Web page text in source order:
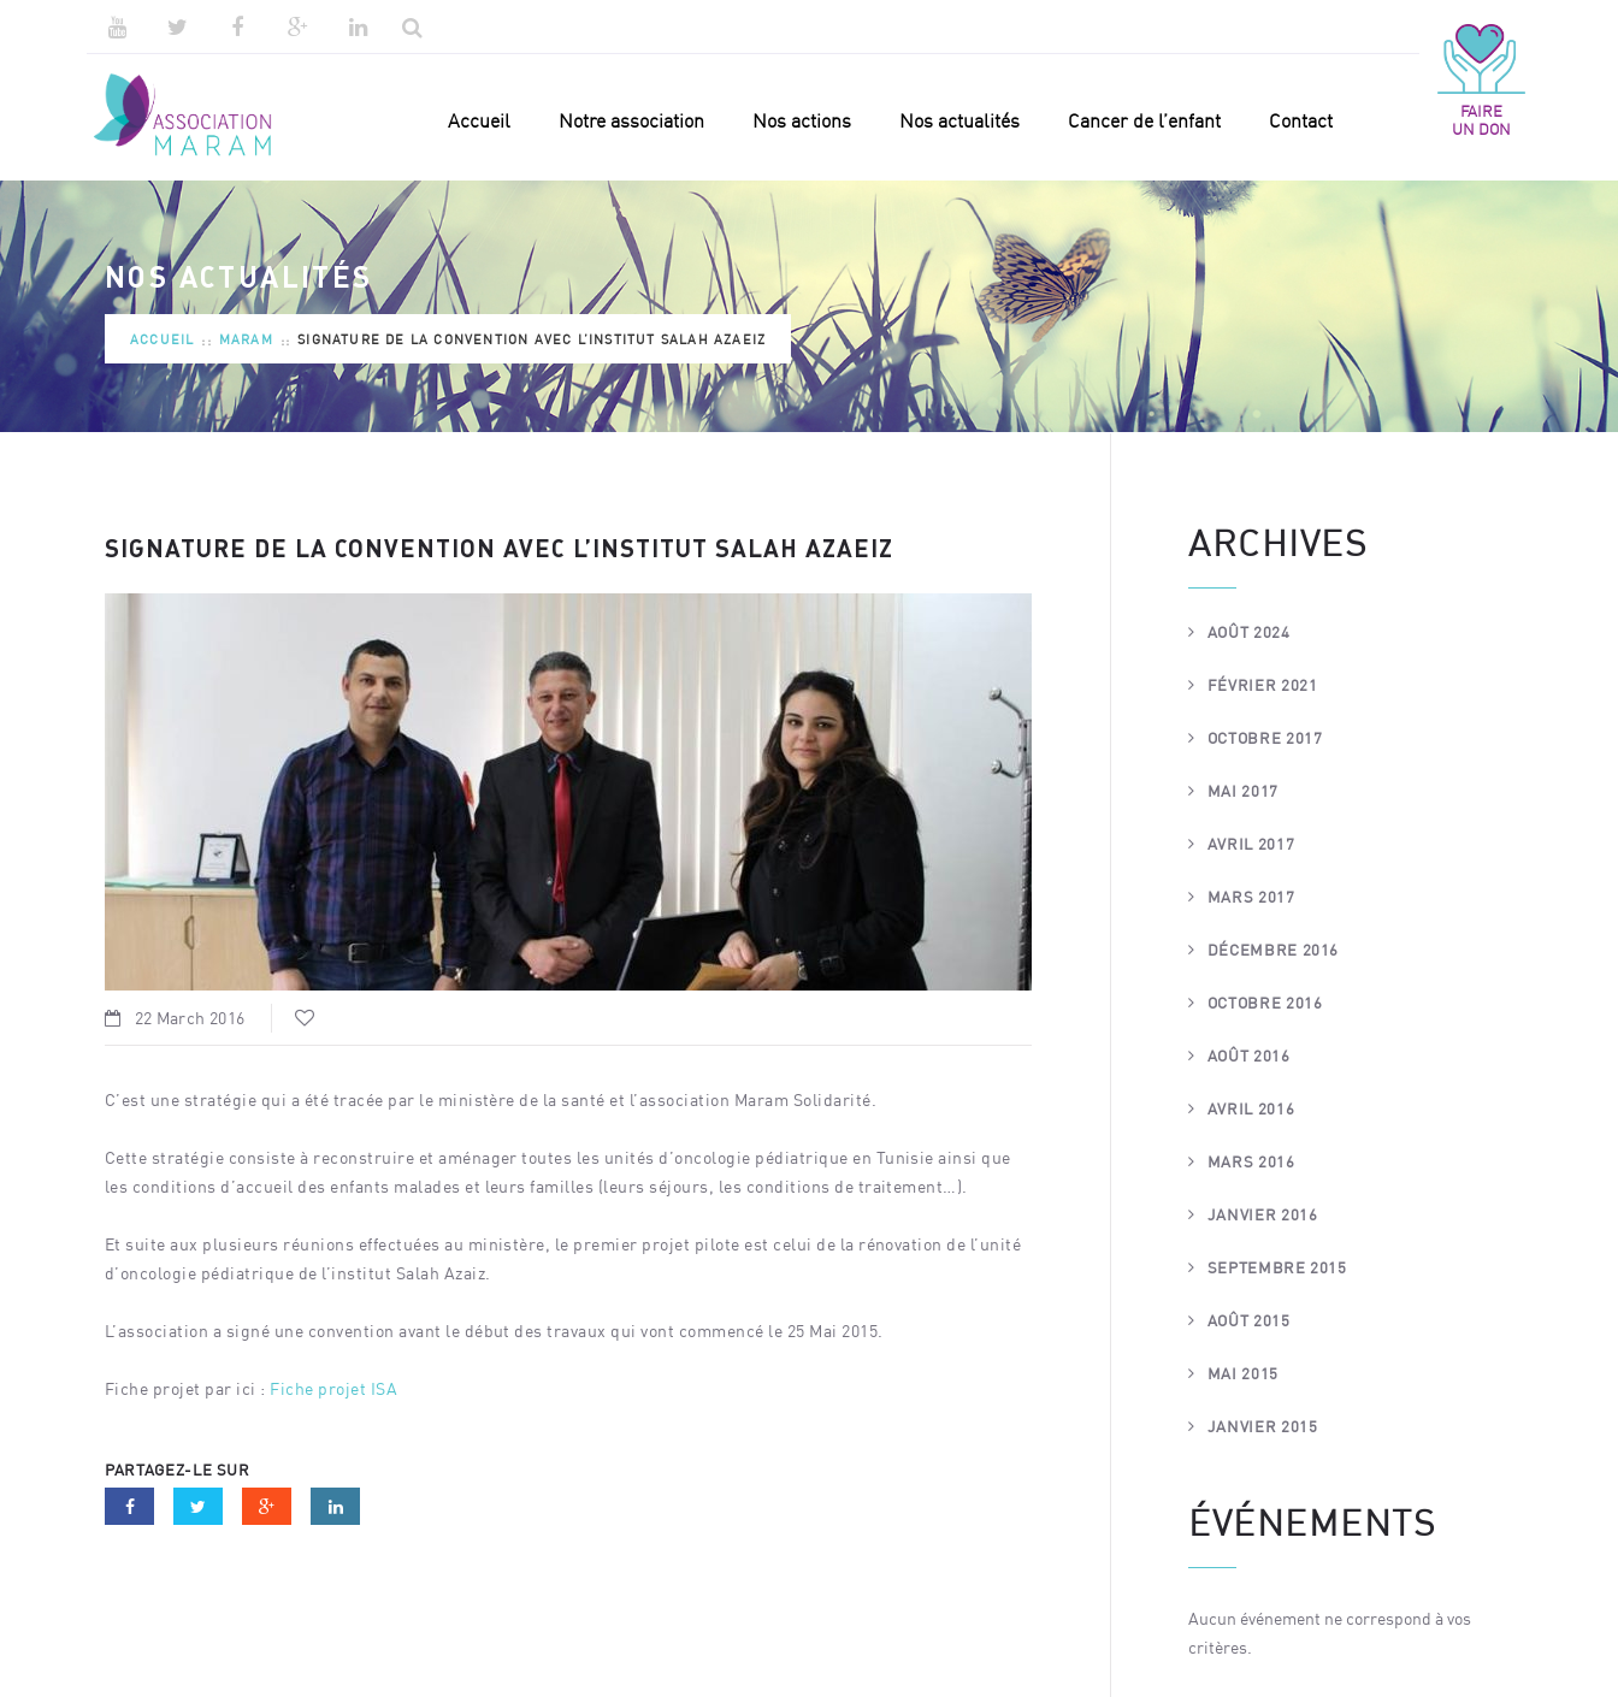
Accueil Notre association Nos actions Nos actualités Cancer de l’enfant Contact
FAIRE
UN DON
NOS ACTUALITÉS
ACCUEIL MARAM SIGNATURE DE LA CONVENTION AVEC L’INSTITUT SALAH AZAEIZ
SIGNATURE DE LA CONVENTION AVEC L’INSTITUT SALAH AZAEIZ
22 March 2016
C’est une stratégie qui a été tracée par le ministère de la santé et l’association Maram Solidarité.
Cette stratégie consiste à reconstruire et aménager toutes les unités d’oncologie pédiatrique en Tunisie ainsi que
les conditions d’accueil des enfants malades et leurs familles (leurs séjours, les conditions de traitement…).
Et suite aux plusieurs réunions effectuées au ministère, le premier projet pilote est celui de la rénovation de l’unité
d’oncologie pédiatrique de l’institut Salah Azaiz.
L’association a signé une convention avant le début des travaux qui vont commencé le 25 Mai 2015.
Fiche projet par ici : Fiche projet ISA
PARTAGEZ-LE SUR
ARCHIVES
AOÛT 2024
FÉVRIER 2021
OCTOBRE 2017
MAI 2017
AVRIL 2017
MARS 2017
DÉCEMBRE 2016
OCTOBRE 2016
AOÛT 2016
AVRIL 2016
MARS 2016
JANVIER 2016
SEPTEMBRE 2015
AOÛT 2015
MAI 2015
JANVIER 2015
ÉVÉNEMENTS
Aucun événement ne correspond à vos
critères.